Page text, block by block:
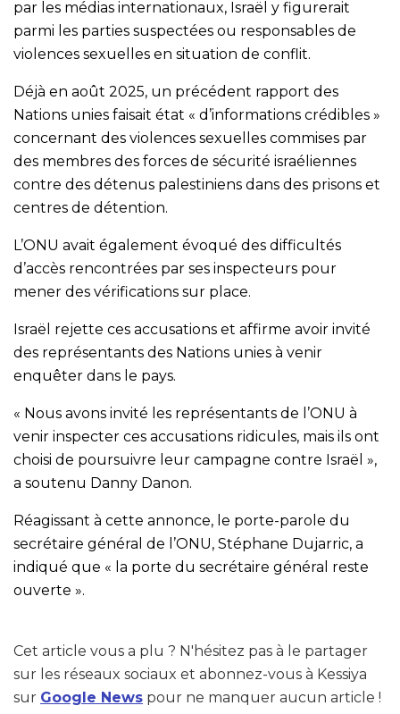
par les médias internationaux, Israël y figurerait
parmi les parties suspectées ou responsables de
violences sexuelles en situation de conflit.
Déjà en août 2025, un précédent rapport des
Nations unies faisait état « d’informations crédibles »
concernant des violences sexuelles commises par
des membres des forces de sécurité israéliennes
contre des détenus palestiniens dans des prisons et
centres de détention.
L’ONU avait également évoqué des difficultés
d’accès rencontrées par ses inspecteurs pour
mener des vérifications sur place.
Israël rejette ces accusations et affirme avoir invité
des représentants des Nations unies à venir
enquêter dans le pays.
« Nous avons invité les représentants de l’ONU à
venir inspecter ces accusations ridicules, mais ils ont
choisi de poursuivre leur campagne contre Israël »,
a soutenu Danny Danon.
Réagissant à cette annonce, le porte-parole du
secrétaire général de l’ONU, Stéphane Dujarric, a
indiqué que « la porte du secrétaire général reste
ouverte ».
Cet article vous a plu ? N'hésitez pas à le partager
sur les réseaux sociaux et abonnez-vous à Kessiya
sur Google News pour ne manquer aucun article !